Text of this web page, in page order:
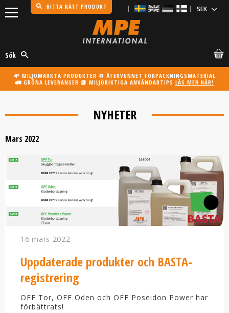
HITTA RÄTT PRODUKT
Sök
🌱 MILJÖMÄRKTA PRODUKTER ♻️ ÅTERVUNNET FÖRPACKNINGSMATERIAL
🚛 GRÖNA LEVERANSER 📗 MILJÖRIKTIGA ANVÄNDARTIPS LÄS MER HÄR!
NYHETER
Mars 2022
16 mars 2022
Uppdaterade produkter och BASTA-
registrering
OFF Tor, OFF Oden och OFF Poseidon Power har
förbättrats!